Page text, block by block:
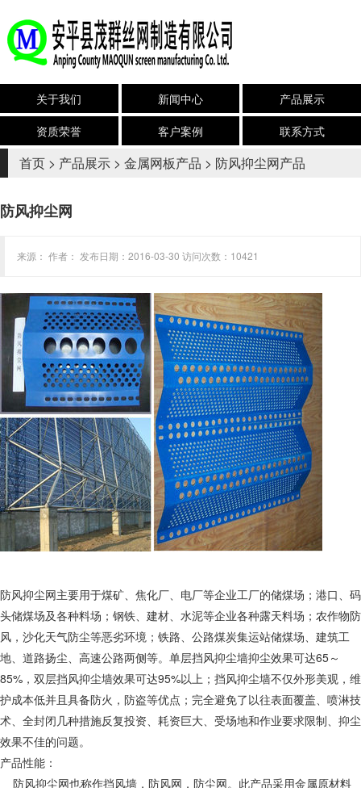
关于我们 新闻中心
产品展示
资质荣誉
客户案例 联系方式
首页 > 产品展示 > 金属网板产品 > 防风抑尘网产品
防风抑尘网
来源： 作者： 发布日期：2016-03-30 访问次数：10421
防风抑尘网主要用于煤矿、焦化厂、电厂等企业工厂的储煤场；港口、码
头储煤场及各种料场；钢铁、建材、水泥等企业各种露天料场；农作物防
风，沙化天气防尘等恶劣环境；铁路、公路煤炭集运站储煤场、建筑工
地、道路扬尘、高速公路两侧等。单层挡风抑尘墙抑尘效果可达65～
85%，双层挡风抑尘墙效果可达95%以上；挡风抑尘墙不仅外形美观，维
护成本低并且具备防火，防盗等优点；完全避免了以往表面覆盖、喷淋技
术、全封闭几种措施反复投资、耗资巨大、受场地和作业要求限制、抑尘
效果不佳的问题。
产品性能：
防风抑尘网也称作挡风墙，防风网，防尘网。此产品采用金属原材料